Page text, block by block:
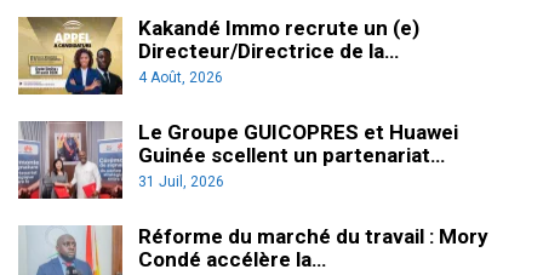
Kakandé Immo recrute un (e)
Directeur/Directrice de la…
4 Août, 2026
Le Groupe GUICOPRES et Huawei
Guinée scellent un partenariat…
31 Juil, 2026
Réforme du marché du travail : Mory
Condé accélère la…